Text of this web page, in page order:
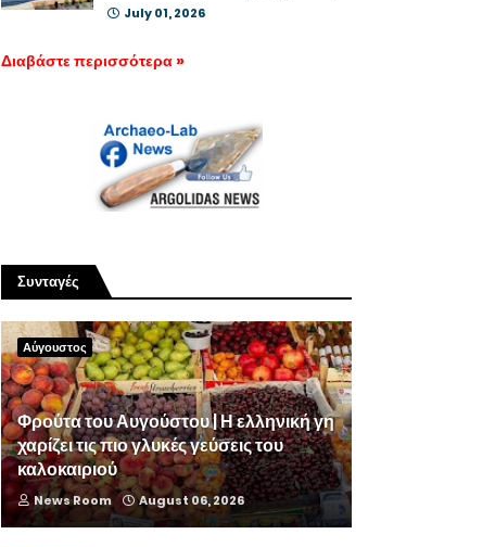
July 01, 2026
Διαβάστε περισσότερα »
Συνταγές
Αύγουστος
Φρούτα του Αυγούστου | Η ελληνική γη
χαρίζει τις πιο γλυκές γεύσεις του
καλοκαιριού
News Room August 06, 2026